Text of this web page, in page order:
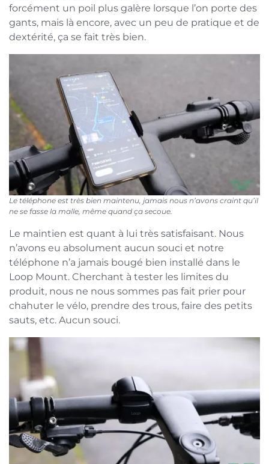
forcément un poil plus galère lorsque l’on porte des
gants, mais là encore, avec un peu de pratique et de
dextérité, ça se fait très bien.
Le téléphone est très bien maintenu, jamais nous n’avons craint qu’il
ne se fasse la malle, même quand ça secoue.
Le maintien est quant à lui très satisfaisant. Nous
n’avons eu absolument aucun souci et notre
téléphone n’a jamais bougé bien installé dans le
Loop Mount. Cherchant à tester les limites du
produit, nous ne nous sommes pas fait prier pour
chahuter le vélo, prendre des trous, faire des petits
sauts, etc. Aucun souci.